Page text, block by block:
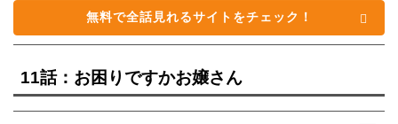
無料で全話見れるサイトをチェック！
11話：お困りですかお嬢さん